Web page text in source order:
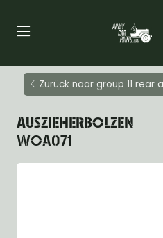
Zurück naar group 11 rear
AUSZIEHERBOLZEN
WOA071